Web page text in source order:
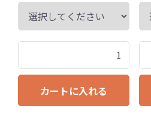
カートに入れる